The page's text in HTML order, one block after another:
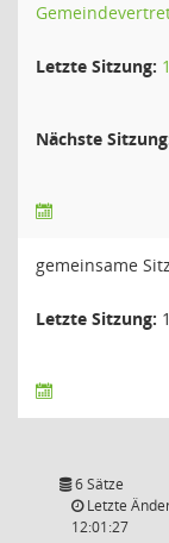
Letzte Sitzung:
Nächste
gemeinsame
Letzte Sitzung:
6 Sätze
Letzte
12:01:27